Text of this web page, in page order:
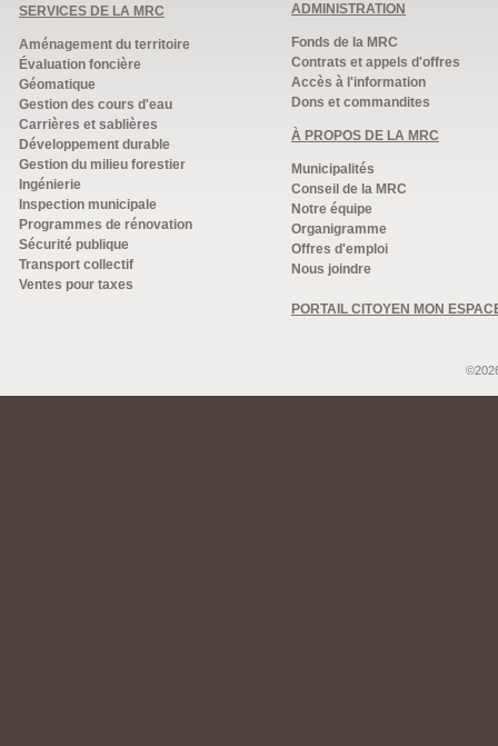
SERVICES DE LA MRC
Aménagement du territoire
Évaluation foncière
Géomatique
Gestion des cours d'eau
Carrières et sablières
Développement durable
Gestion du milieu forestier
Ingénierie
Inspection municipale
Programmes de rénovation
Sécurité publique
Transport collectif
Ventes pour taxes
ADMINISTRATION
Fonds de la MRC
Contrats et appels d'offres
Accès à l'information
Dons et commandites
À PROPOS DE LA MRC
Municipalités
Conseil de la MRC
Notre équipe
Organigramme
Offres d'emploi
Nous joindre
PORTAIL CITOYEN MON